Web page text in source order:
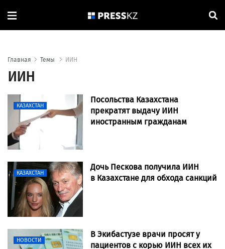
Главная Темы ИИН
ИИН
КАЗАХСТАН
Посольства Казахстана
прекратят выдачу ИИН
иностранным гражданам
КАЗАХСТАН
Дочь Пескова получила ИИН
в Казахстане для обхода санкций
НОВОСТИ
В Экибастузе врачи просят у
пациентов с корью ИИН всех их